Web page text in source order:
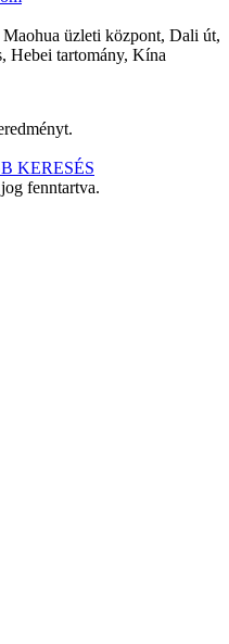
Maohua üzleti központ, Dali út,
Hebei tartomány, Kína
KERESÉS
fenntartva.